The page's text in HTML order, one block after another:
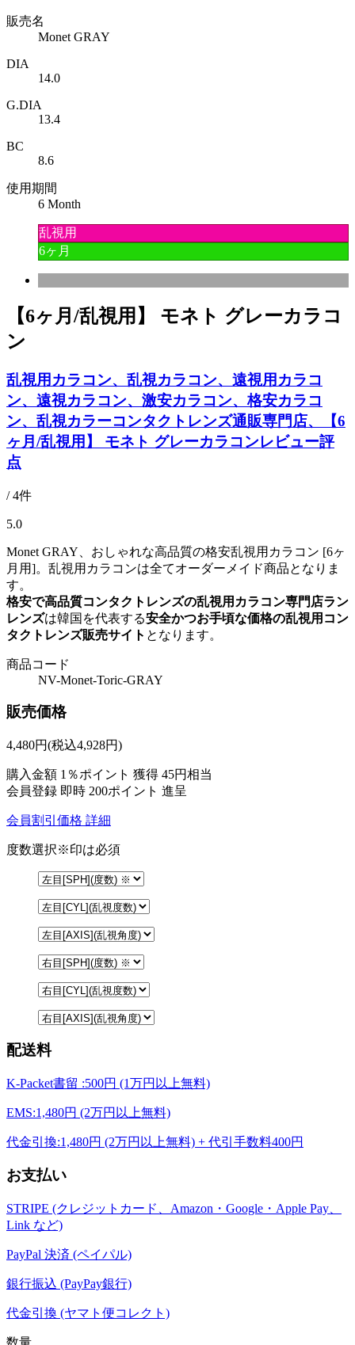
販売名
Monet GRAY
DIA
14.0
G.DIA
13.4
BC
8.6
使用期間
6 Month
乱視用
6ヶ月
【6ヶ月/乱視用】 モネト グレーカラコ
ン
乱視用カラコン、乱視カラコン、遠視用カラコ
ン、遠視カラコン、激安カラコン、格安カラコ
ン、乱視カラーコンタクトレンズ通販専門店、【6
ヶ月/乱視用】 モネト グレーカラコンレビュー評
点
/ 4件
5.0
Monet GRAY、おしゃれな高品質の格安乱視用カラコン [6ヶ
月用]。乱視用カラコンは全てオーダーメイド商品となりま
す。
格安で高品質コンタクトレンズの乱視用カラコン専門店ラン
レンズは韓国を代表する安全かつお手頃な価格の乱視用コン
タクトレンズ販売サイト となります。
商品コード
NV-Monet-Toric-GRAY
販売価格
4,480円(税込4,928円)
購入金額 1％ポイント 獲得 45円相当
会員登録 即時 200ポイント 進呈
会員割引価格 詳細
度数選択※印は必須
配送料
K-Packet書留 :500円 (1万円以上無料)
EMS:1,480円 (2万円以上無料)
代金引換:1,480円 (2万円以上無料) + 代引手数料400円
お支払い
STRIPE (クレジットカード、Amazon・Google・Apple Pay、
Link など)
PayPal 決済 (ペイパル)
銀行振込 (PayPay銀行)
代金引換 (ヤマト便コレクト)
数量